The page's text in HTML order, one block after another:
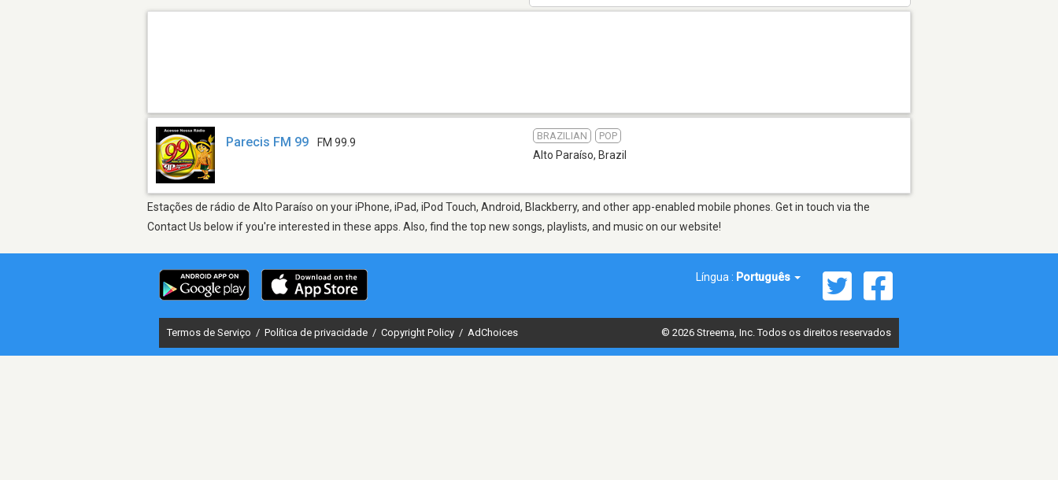
Parecis FM 99 FM 99.9
BRAZILIAN POP
Alto Paraíso, Brazil
Estações de rádio de Alto Paraíso on your iPhone, iPad, iPod Touch, Android, Blackberry, and other app-enabled mobile phones. Get in touch via the
Contact Us below if you're interested in these apps. Also, find the top new songs, playlists, and music on our website!
Língua : Português
Termos de Serviço / Política de privacidade / Copyright Policy / AdChoices © 2026 Streema, Inc. Todos os direitos reservados